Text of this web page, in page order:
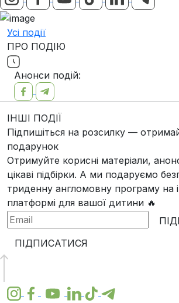
Усі події
ПРО ПОДІЮ
Анонси подій:
ІНШІ ПОДІЇ
Підпишіться на розсилку —
подарунок
Отримуйте корисні матеріали,
цікаві підбірки. А ми подаруємо
триденну англомовну програму на
платформі для вашої дитини 🔥
ПІДПИСАТИСЯ